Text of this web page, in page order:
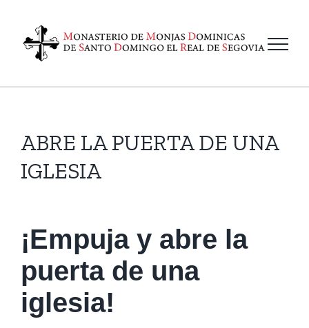
contenido
ABRE LA PUERTA DE UNA
IGLESIA
¡Empuja y abre la
puerta de una
iglesia!